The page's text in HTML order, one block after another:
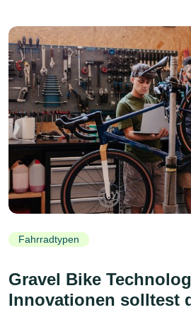
Fahrradtypen
Gravel Bike
Innovationen solltest